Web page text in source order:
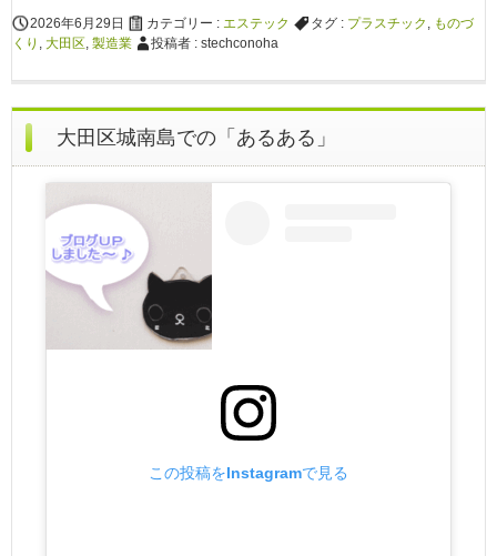
2026年6月29日 カテゴリー : エステック タグ : プラスチック
ものづ
くり
大田区 製造業 投稿者 : stechconoha
大田区城南島での「あるある」
この投稿をInstagramで見る